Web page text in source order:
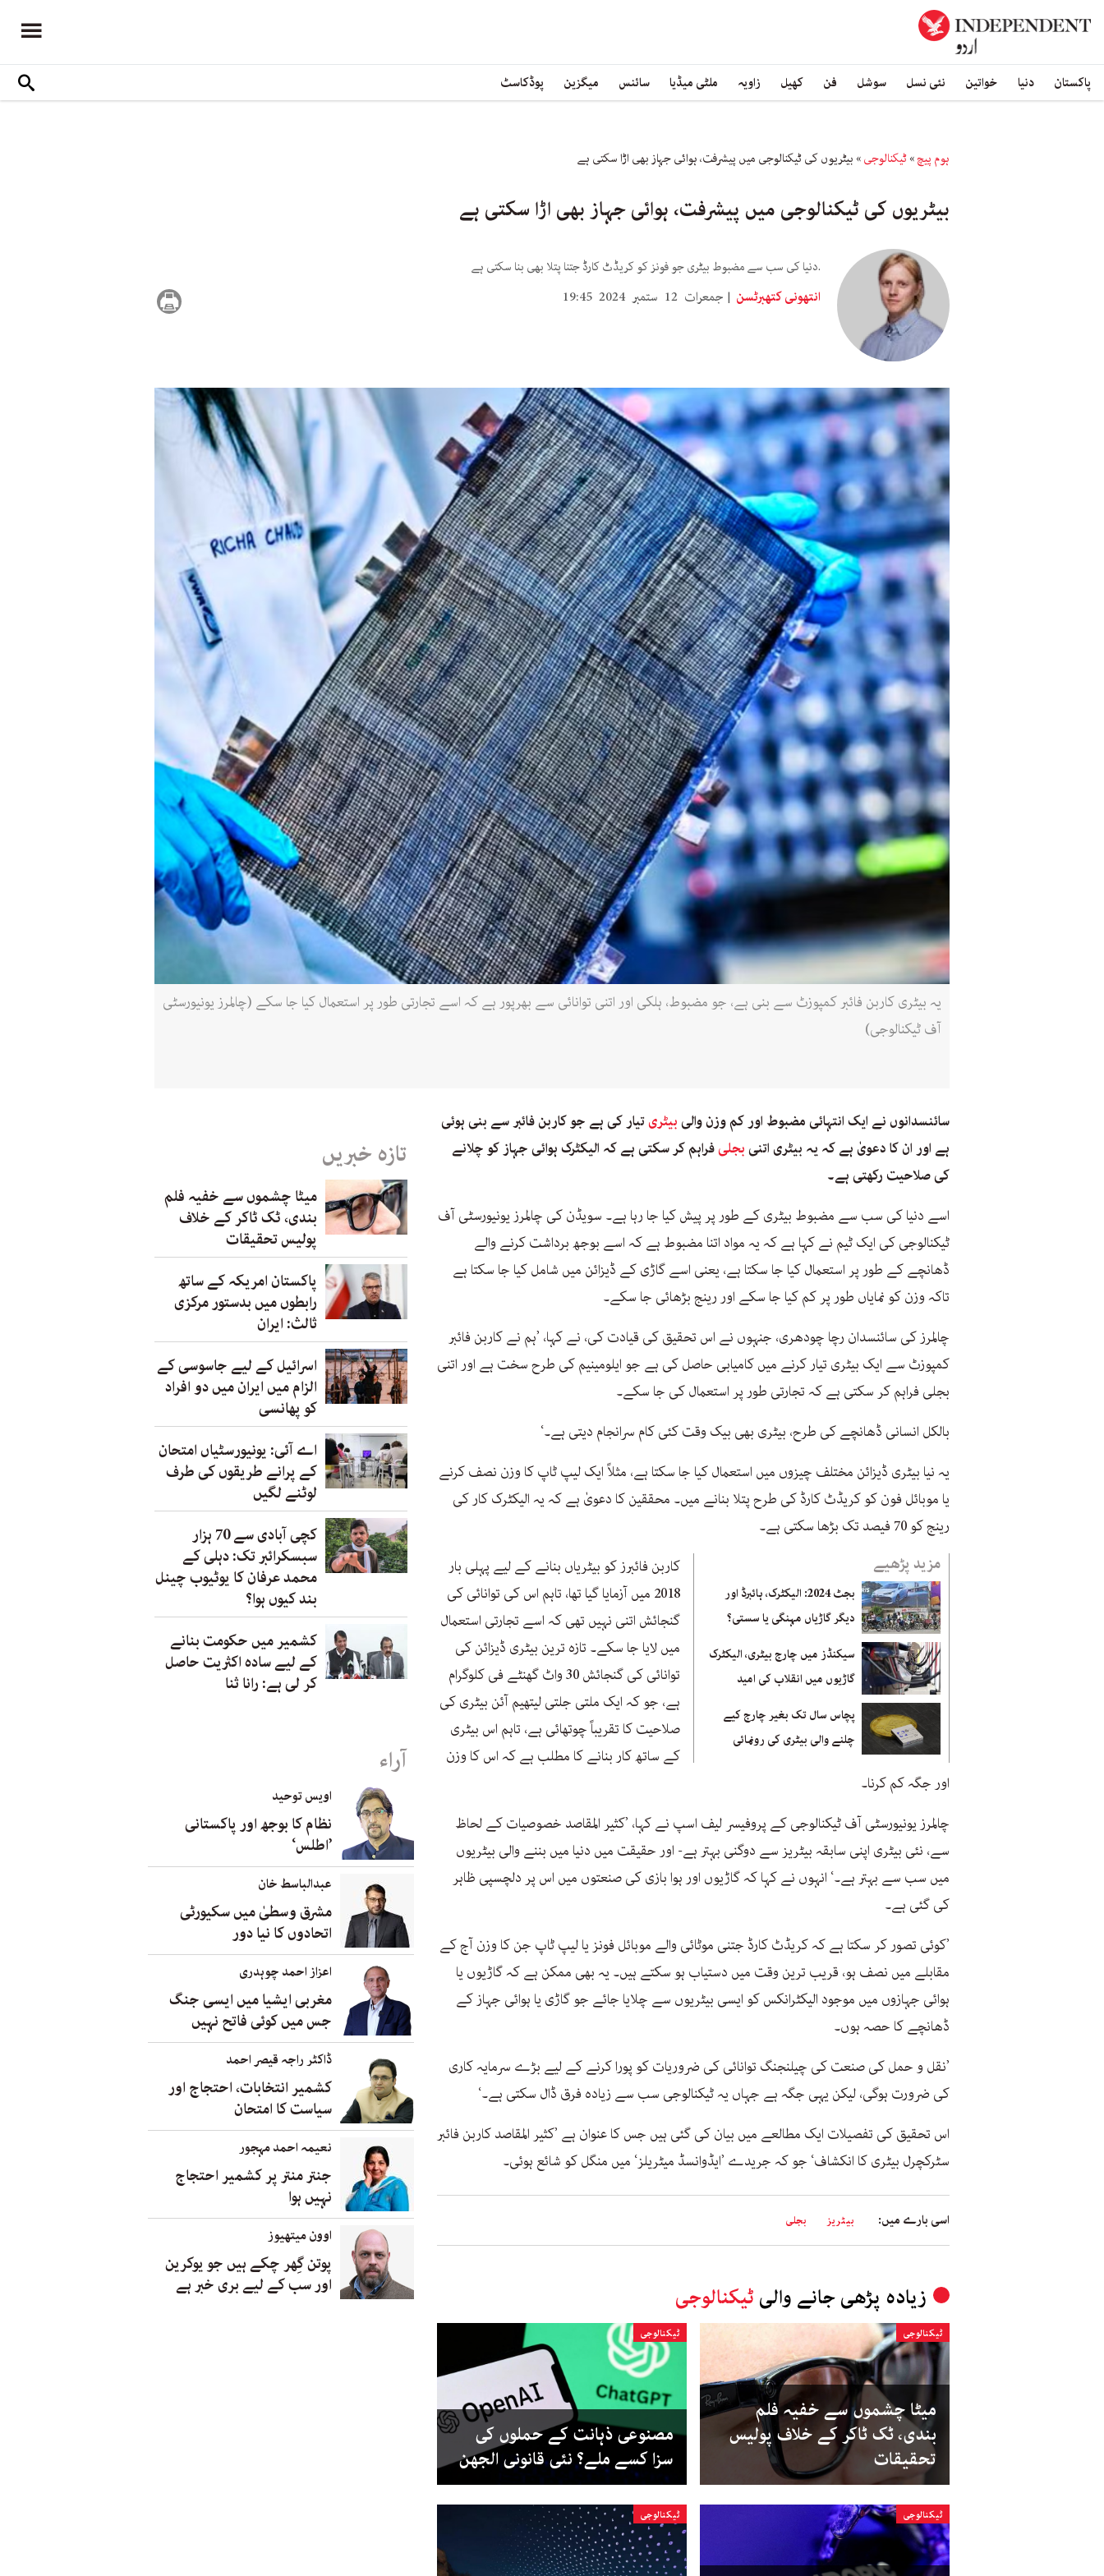
پاکستان دنیا خواتین نئی نسل سوشل فن کھیل زاویہ ملٹی میڈیا سائنس میگزین پوڈکاسٹ
ہوم پیچ»ٹیکنالوجی» بیٹریوں کی ٹیکنالوجی میں پیشرفت، ہوائی جہاز بھی اڑا سکتی ہے
بیٹریوں کی ٹیکنالوجی میں پیشرفت، ہوائی جہاز بھی اڑا سکتی ہے
.دنیا کی سب سے مضبوط بیٹری جو فونز کو کریڈٹ کارڈ جتنا پتلا بھی بنا سکتی ہے
انتھونی کتھبرٹسن جمعرات 12 ستمبر 2024 19:45
یہ بیٹری کاربن فائبر کمپوزٹ سے بنی ہے، جو مضبوط، ہلکی اور اتنی توانائی سے بھرپور ہے کہ اسے تجارتی طور پر استعمال کیا جا سکے (چالمرز یونیورسٹی
آف ٹیکنالوجی)
سائنسدانوں نے ایک انتہائی مضبوط اور کم وزن والیبیٹریتیار کی ہے جو کاربن فائبر سے بنی ہوئی
ہے اور ان کا دعویٰ ہے کہ یہ بیٹری اتنیبجلیفراہم کر سکتی ہے کہ الیکٹرک ہوائی جہاز کو چلانے
کی صلاحیت رکھتی ہے۔
اسے دنیا کی سب سے مضبوط بیٹری کے طور پر پیش کیا جا رہا ہے۔ سویڈن کی چالمرز یونیورسٹی آف
ٹیکنالوجی کی ایک ٹیم نے کہا ہے کہ یہ مواد اتنا مضبوط ہے کہ اسے بوجھ برداشت کرنے والے
ڈھانچے کے طور پر استعمال کیا جا سکتا ہے، یعنی اسے گاڑی کے ڈیزائن میں شامل کیا جا سکتا ہے
تاکہ وزن کو نمایاں طور پر کم کیا جا سکے اور رینج بڑھائی جا سکے۔
چالمرز کی سائنسدان رچا چودھری، جنہوں نے اس تحقیق کی قیادت کی، نے کہا، ’ہم نے کاربن فائبر
کمپوزٹ سے ایک بیٹری تیار کرنے میں کامیابی حاصل کی ہے جو ایلومینیم کی طرح سخت ہے اور اتنی
بجلی فراہم کر سکتی ہے کہ تجارتی طور پر استعمال کی جا سکے۔
بالکل انسانی ڈھانچے کی طرح، بیٹری بھی بیک وقت کئی کام سرانجام دیتی ہے۔‘
یہ نیا بیٹری ڈیزائن مختلف چیزوں میں استعمال کیا جا سکتا ہے، مثلاً ایک لیپ ٹاپ کا وزن نصف کرنے
یا موبائل فون کو کریڈٹ کارڈ کی طرح پتلا بنانے میں۔ محققین کا دعویٰ ہے کہ یہ الیکٹرک کار کی
رینج کو 70 فیصد تک بڑھا سکتی ہے۔
مزید پڑھیے
بجٹ 2024: الیکٹرک، ہائبرڈ اور
دیگر گاڑیاں مہنگی یا سستی؟
سیکنڈز میں چارج بیٹری، الیکٹرک
گاڑیوں میں انقلاب کی امید
پچاس سال تک بغیر چارج کیے
چلنے والی بیٹری کی رونمائی
کاربن فائبرز کو بیٹریاں بنانے کے لیے پہلی بار
2018 میں آزمایا گیا تھا، تاہم اس کی توانائی کی
گنجائش اتنی نہیں تھی کہ اسے تجارتی استعمال
میں لایا جا سکے۔ تازہ ترین بیٹری ڈیزائن کی
توانائی کی گنجائش 30 واٹ گھنٹے فی کلوگرام
ہے، جو کہ ایک ملتی جلتی لیتھیم آئن بیٹری کی
صلاحیت کا تقریباً چوتھائی ہے، تاہم اس بیٹری
کے ساتھ کار بنانے کا مطلب ہے کہ اس کا وزن
اور جگہ کم کرنا۔
چالمرز یونیورسٹی آف ٹیکنالوجی کے پروفیسر لیف اسپ نے کہا، ’کثیر المقاصد خصوصیات کے لحاظ
سے، نئی بیٹری اپنی سابقہ بیٹریز سے دوگنی بہتر ہے- اور حقیقت میں دنیا میں بننے والی بیٹریوں
میں سب سے بہتر ہے۔‘ انہوں نے کہا کہ گاڑیوں اور ہوا بازی کی صنعتوں میں اس پر دلچسپی ظاہر
کی گئی ہے۔
’کوئی تصور کر سکتا ہے کہ کریڈٹ کارڈ جتنی موٹائی والے موبائل فونز یا لیپ ٹاپ جن کا وزن آج کے
مقابلے میں نصف ہو، قریب ترین وقت میں دستیاب ہو سکتے ہیں۔ یہ بھی ممکن ہے کہ گاڑیوں یا
ہوائی جہازوں میں موجود الیکٹرانکس کو ایسی بیٹریوں سے چلایا جائے جو گاڑی یا ہوائی جہاز کے
ڈھانچے کا حصہ ہوں۔
’نقل و حمل کی صنعت کی چیلنجنگ توانائی کی ضروریات کو پورا کرنے کے لیے بڑے سرمایہ کاری
کی ضرورت ہوگی، لیکن یہی جگہ ہے جہاں یہ ٹیکنالوجی سب سے زیادہ فرق ڈال سکتی ہے۔‘
اس تحقیق کی تفصیلات ایک مطالعے میں بیان کی گئی ہیں جس کا عنوان ہے ’کثیر المقاصد کاربن فائبر
سٹرکچرل بیٹری کا انکشاف‘ جو کہ جریدے ’ایڈوانسڈ میٹریلز‘ میں منگل کو شائع ہوئی۔
اسی بارے میں: بیٹریز بجلی
زیادہ پڑھی جانے والی ٹیکنالوجی
ٹیکنالوجی
میٹا چشموں سے خفیہ فلم
بندی، ٹک ٹاکر کے خلاف پولیس
تحقیقات
ٹیکنالوجی
مصنوعی ذہانت کے حملوں کی
سزا کسے ملے؟ نئی قانونی الجھن
ٹیکنالوجی ٹیکنالوجی
تازہ خبریں
میٹا چشموں سے خفیہ فلم
بندی، ٹک ٹاکر کے خلاف
پولیس تحقیقات
پاکستان امریکہ کے ساتھ
رابطوں میں بدستور مرکزی
ثالث: ایران
اسرائیل کے لیے جاسوسی کے
الزام میں ایران میں دو افراد
کو پھانسی
اے آئی: یونیورسٹیاں امتحان
کے پرانے طریقوں کی طرف
لوٹنے لگیں
کچی آبادی سے 70 ہزار
سبسکرائبر تک: دہلی کے
محمد عرفان کا یوٹیوب چینل
بند کیوں ہوا؟
کشمیر میں حکومت بنانے
کے لیے سادہ اکثریت حاصل
کر لی ہے: رانا ثنا
آراء
اویس توحید
نظام کا بوجھ اور پاکستانی
’اطلس‘
عبدالباسط خان
مشرق وسطیٰ میں سکیورٹی
اتحادوں کا نیا دور
اعزاز احمد چوہدری
مغربی ایشیا میں ایسی جنگ
جس میں کوئی فاتح نہیں
ڈاکٹر راجہ قیصر احمد
کشمیر انتخابات، احتجاج اور
سیاست کا امتحان
نعیمہ احمد مہجور
جنتر منتر پر کشمیر احتجاج
نہیں ہوا
اوون میتھیوز
پوتن گِھر چکے ہیں جو یوکرین
اور سب کے لیے بری خبر ہے